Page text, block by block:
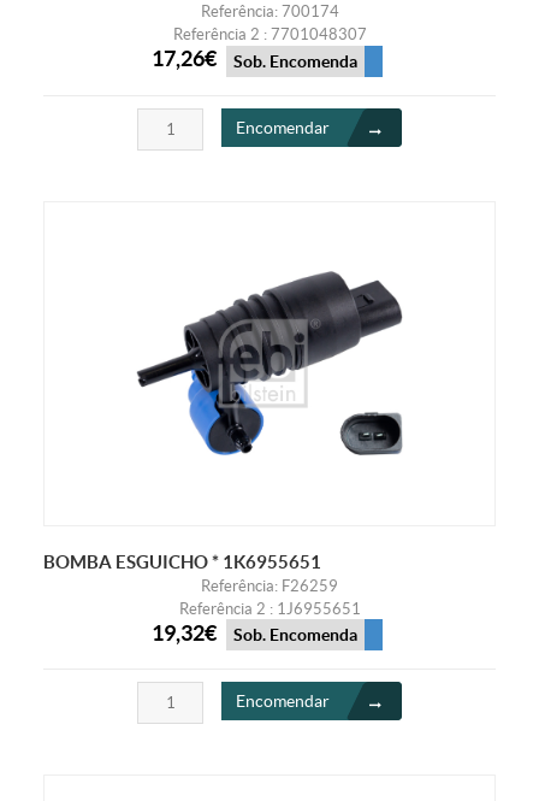
Referência: 700174
Referência 2 : 7701048307
17,26€ Sob. Encomenda
Encomendar
BOMBA ESGUICHO * 1K6955651
Referência: F26259
Referência 2 : 1J6955651
19,32€ Sob. Encomenda
Encomendar